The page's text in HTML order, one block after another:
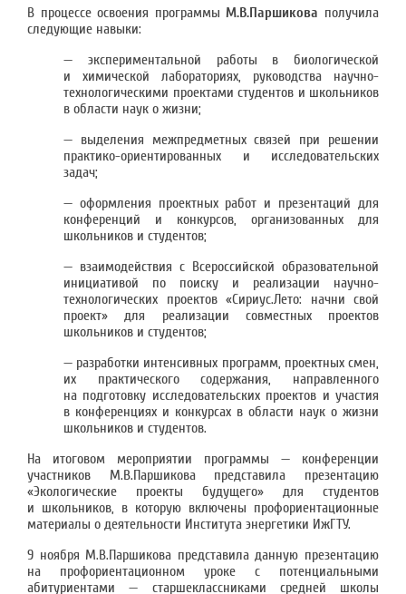
В процессе освоения программы М.В.Паршикова получила
следующие навыки:
— экспериментальной работы в биологической
и химической лабораториях, руководства научно-
технологическими проектами студентов и школьников
в области наук о жизни;
— выделения межпредметных связей при решении
практико-ориентированных и исследовательских
задач;
— оформления проектных работ и презентаций для
конференций и конкурсов, организованных для
школьников и студентов;
— взаимодействия с Всероссийской образовательной
инициативой по поиску и реализации научно-
технологических проектов «Сириус.Лето: начни свой
проект» для реализации совместных проектов
школьников и студентов;
— разработки интенсивных программ, проектных смен,
их практического содержания, направленного
на подготовку исследовательских проектов и участия
в конференциях и конкурсах в области наук о жизни
школьников и студентов.
На итоговом мероприятии программы — конференции
участников М.В.Паршикова представила презентацию
«Экологические проекты будущего» для студентов
и школьников, в которую включены профориентационные
материалы о деятельности Института энергетики ИжГТУ.
9 ноября М.В.Паршикова представила данную презентацию
на профориентационном уроке с потенциальными
абитуриентами — старшеклассниками средней школы